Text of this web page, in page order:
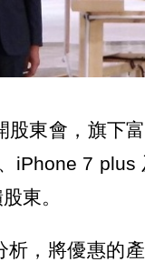
東會，旗下
iPhone 7 plus
東。
，將優惠的